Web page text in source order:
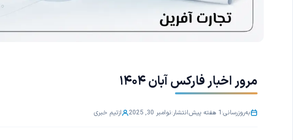
مرور اخبار فارکس آبان ۱۴۰۴
به‌روزرسانی:1 هفته پیش انتشار:نوامبر 30, 2025 ازتیم خبری